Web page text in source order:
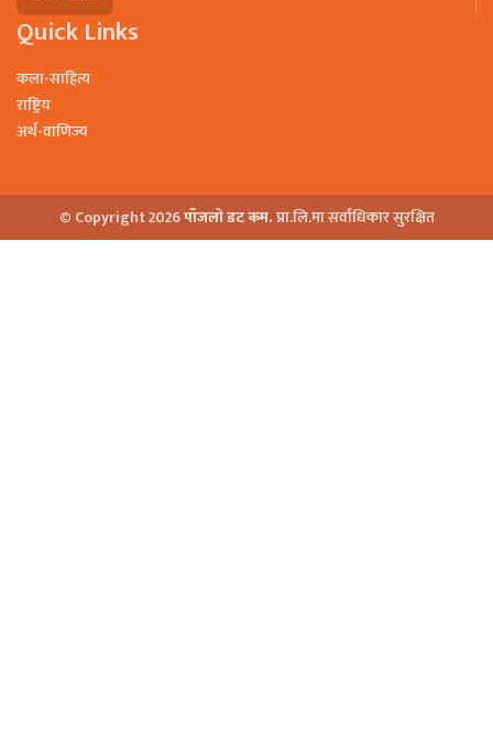
Quick Links
कला-साहित्य
राष्ट्रिय
अर्थ-वाणिज्य
© Copyright 2026पाँजलो डट कम.प्रा.लि.मा सर्वाधिकार सुरक्षित